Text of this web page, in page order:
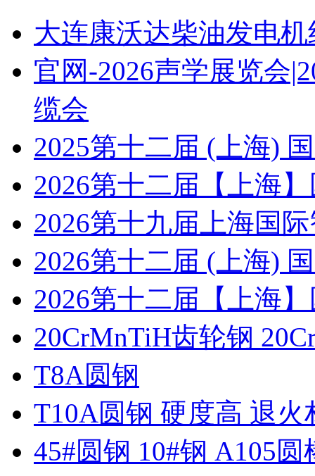
大连康沃达柴油发电机
官网-2026声学展览会
缆会
2025第十二届 (上海)
2026第十二届【上海
2026第十九届上海国
2026第十二届 (上海)
2026第十二届【上海
20CrMnTiH齿轮钢
T8A圆钢
T10A圆钢 硬度高 退火
45#圆钢 10#钢 A105圆